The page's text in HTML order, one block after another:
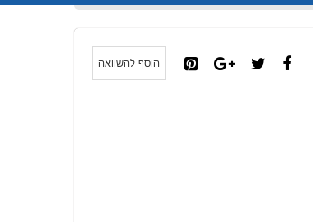
הוסף להשוואה